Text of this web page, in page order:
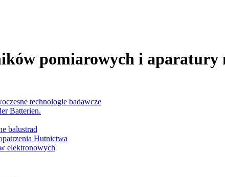
pomiarowych i aparatury
technologie badawcze
Batterien.
balustrad
Hutnictwa
elektronowych